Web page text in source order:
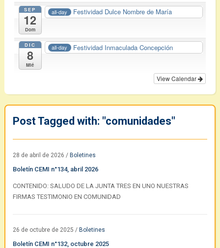
SEP
12
Dom
all-day Festividad Dulce Nombre de María
DIC
8
Mié
all-day Festividad Inmaculada Concepción
View Calendar
Post Tagged with: "comunidades"
28 de abril de 2026 / Boletines
Boletín CEMI n°134, abril 2026
CONTENIDO: SALUDO DE LA JUNTA TRES EN UNO NUESTRAS
FIRMAS TESTIMONIO EN COMUNIDAD
26 de octubre de 2025 / Boletines
Boletín CEMI n°132, octubre 2025